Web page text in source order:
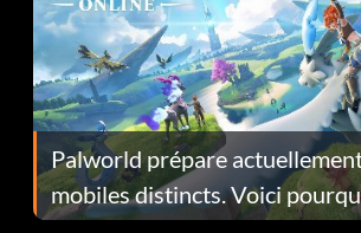
Palworld prépare
mobiles distincts. Voici